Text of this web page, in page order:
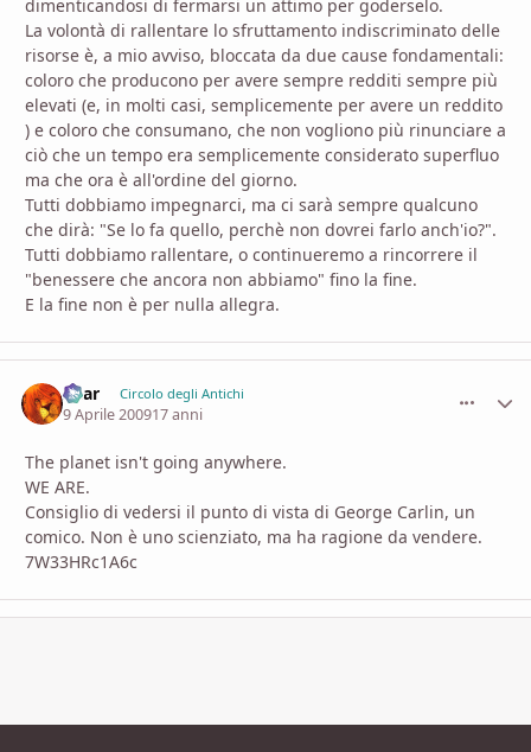
dimenticandosi di fermarsi un attimo per goderselo.
La volontà di rallentare lo sfruttamento indiscriminato delle
risorse è, a mio avviso, bloccata da due cause fondamentali:
coloro che producono per avere sempre redditi sempre più
elevati (e, in molti casi, semplicemente per avere un reddito
) e coloro che consumano, che non vogliono più rinunciare a
ciò che un tempo era semplicemente considerato superfluo
ma che ora è all'ordine del giorno.
Tutti dobbiamo impegnarci, ma ci sarà sempre qualcuno
che dirà: "Se lo fa quello, perchè non dovrei farlo anch'io?".
Tutti dobbiamo rallentare, o continueremo a rincorrere il
"benessere che ancora non abbiamo" fino la fine.
E la fine non è per nulla allegra.
Shar Circolo degli Antichi
9 Aprile 200917 anni
The planet isn't going anywhere.
WE ARE.
Consiglio di vedersi il punto di vista di George Carlin, un
comico. Non è uno scienziato, ma ha ragione da vendere.
7W33HRc1A6c